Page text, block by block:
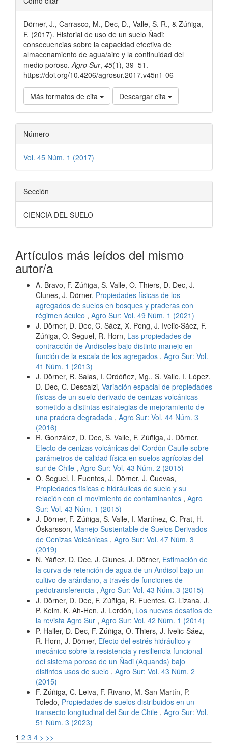
del
artículo
Dörner, J., Carrasco, M., Dec, D., Valle, S. R., & Zúñiga,
F. (2017). Historial de uso de un suelo Ñadi:
consecuencias sobre la capacidad efectiva de
almacenamiento de agua/aire y la continuidad del
medio poroso. Agro Sur, 45(1), 39–51.
https://doi.org/10.4206/agrosur.2017.v45n1-06
Más formatos de cita Descargar cita
Número
Vol. 45 Núm. 1 (2017)
Sección
CIENCIA DEL SUELO
Artículos más leídos del mismo
autor/a
A. Bravo, F. Zúñiga, S. Valle, O. Thiers, D. Dec, J.
Clunes, J. Dörner, Propiedades físicas de los
agregados de suelos en bosques y praderas con
régimen ácuico , Agro Sur: Vol. 49 Núm. 1 (2021)
J. Dörner, D. Dec, C. Sáez, X. Peng, J. Ivelic-Sáez, F.
Zúñiga, O. Seguel, R. Horn, Las propiedades de
contracción de Andisoles bajo distinto manejo en
función de la escala de los agregados , Agro Sur: Vol.
41 Núm. 1 (2013)
J. Dörner, R. Salas, I. Ordóñez, Mg., S. Valle, I. López,
D. Dec, C. Descalzi, Variación espacial de propiedades
físicas de un suelo derivado de cenizas volcánicas
sometido a distintas estrategias de mejoramiento de
una pradera degradada , Agro Sur: Vol. 44 Núm. 3
(2016)
R. González, D. Dec, S. Valle, F. Zúñiga, J. Dörner,
Efecto de cenizas volcánicas del Cordón Caulle sobre
parámetros de calidad física en suelos agrícolas del
sur de Chile , Agro Sur: Vol. 43 Núm. 2 (2015)
O. Seguel, I. Fuentes, J. Dörner, J. Cuevas,
Propiedades físicas e hidráulicas de suelo y su
relación con el movimiento de contaminantes , Agro
Sur: Vol. 43 Núm. 1 (2015)
J. Dörner, F. Zúñiga, S. Valle, I. Martínez, C. Prat, H.
Óskarsson, Manejo Sustentable de Suelos Derivados
de Cenizas Volcánicas , Agro Sur: Vol. 47 Núm. 3
(2019)
N. Yáñez, D. Dec, J. Clunes, J. Dörner, Estimación de
la curva de retención de agua de un Andisol bajo un
cultivo de arándano, a través de funciones de
pedotransferencia , Agro Sur: Vol. 43 Núm. 3 (2015)
J. Dörner, D. Dec, F. Zúñiga, R. Fuentes, C. Lizana, J.
P. Keim, K. Ah-Hen, J. Lerdón, Los nuevos desafíos de
la revista Agro Sur , Agro Sur: Vol. 42 Núm. 1 (2014)
P. Haller, D. Dec, F. Zúñiga, O. Thiers, J. Ivelic-Sáez,
R. Horn, J. Dörner, Efecto del estrés hidráulico y
mecánico sobre la resistencia y resiliencia funcional
del sistema poroso de un Ñadi (Aquands) bajo
distintos usos de suelo , Agro Sur: Vol. 43 Núm. 2
(2015)
F. Zúñiga, C. Leiva, F. Rivano, M. San Martín, P.
Toledo, Propiedades de suelos distribuidos en un
transecto longitudinal del Sur de Chile , Agro Sur: Vol.
51 Núm. 3 (2023)
1 2 3 4 > >>